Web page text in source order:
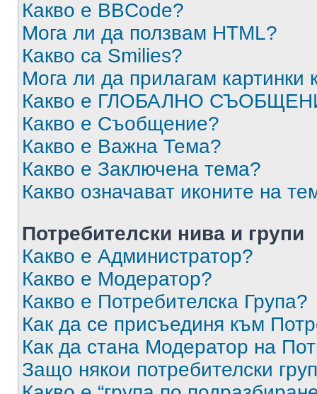
Какво е BBCode?
Мога ли да ползвам HTML?
Какво са Smilies?
Мога ли да прилагам
Какво е ГЛОБАЛНО
Какво е Съобщение?
Какво е Важна Тема?
Какво е Заключена тема?
Какво означават иконите на
Потребителски нива и групи
Какво е Администратор?
Какво е Модератор?
Какво е Потребителска Група?
Как да се присъединя към
Как да стана Модератор на
Защо някои потребителски